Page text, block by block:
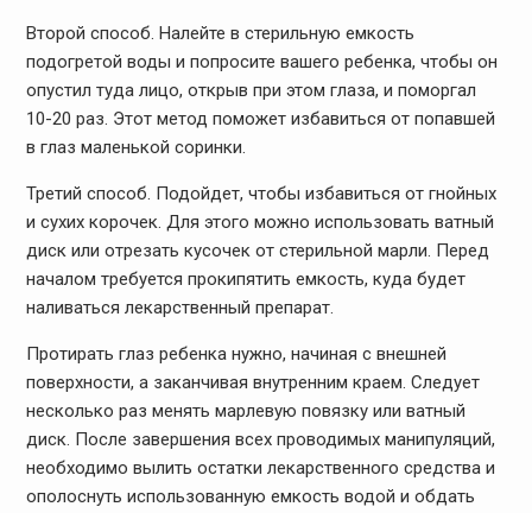
Второй способ. Налейте в стерильную емкость
подогретой воды и попросите вашего ребенка, чтобы он
опустил туда лицо, открыв при этом глаза, и поморгал
10-20 раз. Этот метод поможет избавиться от попавшей
в глаз маленькой соринки.
Третий способ. Подойдет, чтобы избавиться от гнойных
и сухих корочек. Для этого можно использовать ватный
диск или отрезать кусочек от стерильной марли. Перед
началом требуется прокипятить емкость, куда будет
наливаться лекарственный препарат.
Протирать глаз ребенка нужно, начиная с внешней
поверхности, а заканчивая внутренним краем. Следует
несколько раз менять марлевую повязку или ватный
диск. После завершения всех проводимых манипуляций,
необходимо вылить остатки лекарственного средства и
ополоснуть использованную емкость водой и обдать